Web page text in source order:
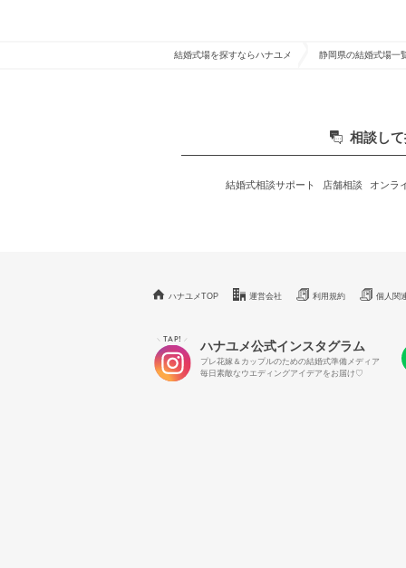
結婚式場を探すならハナユメ 静岡県の結婚式場一
相談し
結婚式相談サポート 店舗相談 オンラ
ハナユメTOP 運営会社 利用規約 個人関
＼ TAP! ／ ハナユメ公式インスタグラム
プレ花嫁＆カップルのための結婚式準備メディア
毎日素敵なウエディングアイデアをお届け♡